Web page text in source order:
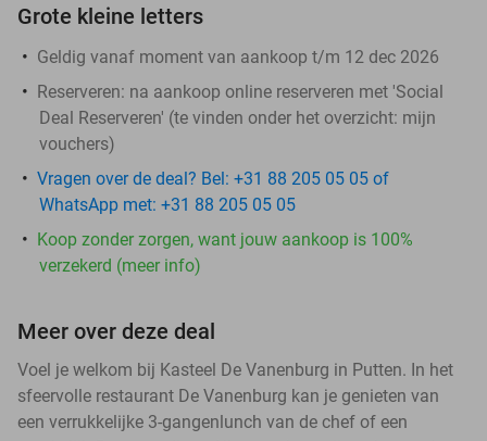
Grote kleine letters
Geldig vanaf moment van aankoop t/m 12 dec 2026
Reserveren: na aankoop online reserveren met 'Social
Deal Reserveren' (te vinden onder het overzicht: mijn
vouchers)
Vragen over de deal? Bel: +31 88 205 05 05 of
WhatsApp met: +31 88 205 05 05
Koop zonder zorgen, want jouw aankoop is 100%
verzekerd (meer info)
Meer over deze deal
Voel je welkom bij Kasteel De Vanenburg in Putten. In het
sfeervolle restaurant De Vanenburg kan je genieten van
een verrukkelijke 3-gangenlunch van de chef of een